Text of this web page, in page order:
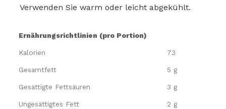
Verwenden Sie warm oder leicht abgekühlt.
Ernährungsrichtlinien (pro Portion)
Kalorien 73
Gesamtfett 5 g
Gesättigte Fettsäuren 3 g
Ungesättigtes Fett 2 g